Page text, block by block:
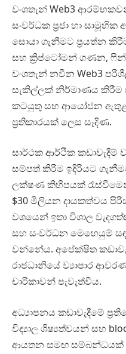
වංශතැන් Web3
සංවර්ධක ප්‍රජා හා
සොයා ගැනීමට ප්‍රයත්න
සහ ක්‍රිප්ටෝමන් ගණන,
වංශතැන් නවීන Web3
සැකිල්ලක් නිර්මාණය කිරීම
කටයුතු සහ ආයෝජන
ප්‍රතිකාරයක් ලෙස සෑදිණ.
සාර්ථක ආර්ථික කඩාවැදීම්
සම්පත් කිරීම ඉදිරියට
ලක්ෂණ කිහිපයක්
$30 මිලියන දායකත්වය
වශයෙන් ඉතා විශාල
සහ සංවර්ධන මෙහෙයුම්
වන්නේය. අපේක්ෂිත
රාජධානියේ ව්‍යාපාර
චාරිකාවන් පැවැත්වීය.
අධ්‍යාපනය කඩාවැදීමේ
විද්‍යාල ශිෂ්‍යත්වයන් සහ
ආයතන සමඟ සම්බන්ධයක්